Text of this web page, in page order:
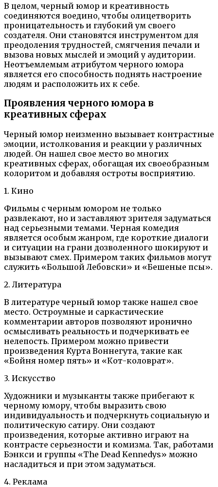
В целом, черный юмор и креативность
соединяются воедино, чтобы олицетворить
проницательность и глубокий ум своего
создателя. Они становятся инструментом для
преодоления трудностей, смягчения печали и
вызова новых мыслей и эмоций у аудитории.
Неотъемлемым атрибутом черного юмора
является его способность поднять настроение
людям и расположить их к себе.
Проявления черного юмора в
креативных сферах
Черный юмор неизменно вызывает контрастные
эмоции, истолкования и реакции у различных
людей. Он нашел свое место во многих
креативных сферах, обогащая их своеобразным
колоритом и добавляя остроты восприятию.
1. Кино
Фильмы с черным юмором не только
развлекают, но и заставляют зрителя задуматься
над серьезными темами. Черная комедия
является особым жанром, где короткие диалоги
и ситуации на грани дозволенного шокируют и
вызывают смех. Примером таких фильмов могут
служить «Большой Лебовски» и «Бешеные псы».
2. Литература
В литературе черный юмор также нашел свое
место. Остроумные и саркастические
комментарии авторов позволяют иронично
осмысливать реальность и подчеркивать ее
нелепость. Примером можно привести
произведения Курта Воннегута, такие как
«Бойня номер пять» и «Кот-коловрат».
3. Искусство
Художники и музыканты также прибегают к
черному юмору, чтобы выразить свою
индивидуальность и подчеркнуть социальную и
политическую сатиру. Они создают
произведения, которые активно играют на
контрасте серьезности и комизма. Так, работами
Бэнкси и группы «The Dead Kennedys» можно
насладиться и при этом задуматься.
4. Реклама